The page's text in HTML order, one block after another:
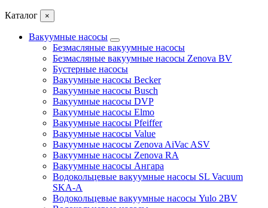
Каталог ×
Вакуумные насосы
Безмасляные вакуумные насосы
Безмасляные вакуумные насосы Zenova BV
Бустерные насосы
Вакуумные насосы Becker
Вакуумные насосы Busch
Вакуумные насосы DVP
Вакуумные насосы Elmo
Вакуумные насосы Pfeiffer
Вакуумные насосы Value
Вакуумные насосы Zenova AiVac ASV
Вакуумные насосы Zenova RA
Вакуумные насосы Ангара
Водокольцевые вакуумные насосы SL Vacuum
SKA-A
Водокольцевые вакуумные насосы Yulo 2BV